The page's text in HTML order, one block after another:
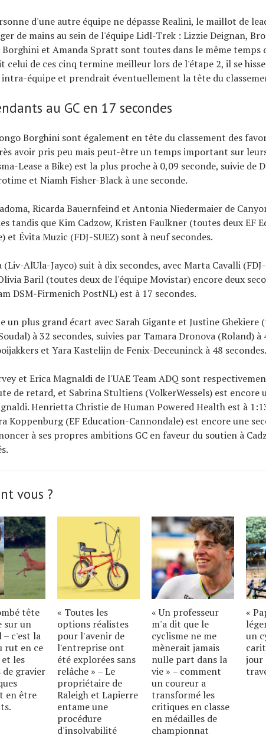
d'une autre équipe ne dépasse Realini, le maillot de
de mains au sein de l'équipe Lidl-Trek : Lizzie Deignan,
Borghini et Amanda Spratt sont toutes dans le même temps
celui de ces cinq termine meilleur lors de l'étape 2, il se
intra-équipe et prendrait éventuellement la tête du
au GC en 17 secondes
Borghini sont également en tête du classement des
avoir pris peu mais peut-être un temps important sur
Lease a Bike) est la plus proche à 0,09 seconde, suivie de
et Niamh Fisher-Black à une seconde.
Ricarda Bauernfeind et Antonia Niedermaier de
tandis que Kim Cadzow, Kristen Faulkner (toutes deux EF
et Évita Muzic (FDJ-SUEZ) sont à neuf secondes.
AlUla-Jayco) suit à dix secondes, avec Marta Cavalli
Baril (toutes deux de l'équipe Movistar) encore deux
DSM-Firmenich PostNL) est à 17 secondes.
un plus grand écart avec Sarah Gigante et Justine Ghekiere
à 32 secondes, suivies par Tamara Dronova (Roland) à
et Yara Kastelijn de Fenix-Deceuninck à 48 secondes.
et Erica Magnaldi de l'UAE Team ADQ sont
de retard, et Sabrina Stultiens (VolkerWessels) est encore
Henrietta Christie de Human Powered Health est à
Koppenburg (EF Education-Cannondale) est encore une
à ses propres ambitions GC en faveur du soutien à
vous ?
tête
sur un
– c'est la
rut en ce
les
de gravier
en être
« Toutes les
options réalistes
pour l'avenir de
l'entreprise ont
été explorées sans
relâche » – Le
propriétaire de
Raleigh et Lapierre
entame une
procédure
d'insolvabilité
« Un professeur
m'a dit que le
cyclisme ne me
mènerait jamais
nulle part dans la
vie » – comment
un coureur a
transformé les
critiques en classe
en médailles de
championnat
«
un
jour